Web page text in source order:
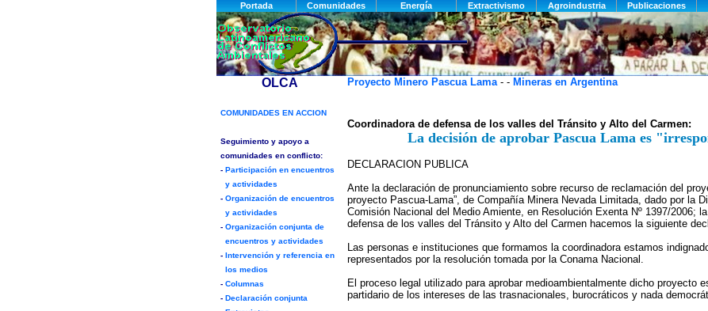
Proyecto Minero Pascua Lama- - Mineras en Argentina
Coordinadora de defensa de los valles del Tránsito y Alto del Carmen:
La decisión de aprobar Pascua Lama es
DECLARACION PUBLICA
Ante la declaración de pronunciamiento sobre recurso de reclamación del
proyecto Pascua-Lama”, de Compañía Minera Nevada Limitada, dado por la
Comisión Nacional del Medio Amiente, en Resolución Exenta Nº 1397/2006;
defensa de los valles del Tránsito y Alto del Carmen hacemos la siguiente
Las personas e instituciones que formamos la coordinadora estamos
representados por la resolución tomada por la Conama Nacional.
El proceso legal utilizado para aprobar medioambientalmente dicho proyecto
partidario de los intereses de las trasnacionales, burocráticos y nada